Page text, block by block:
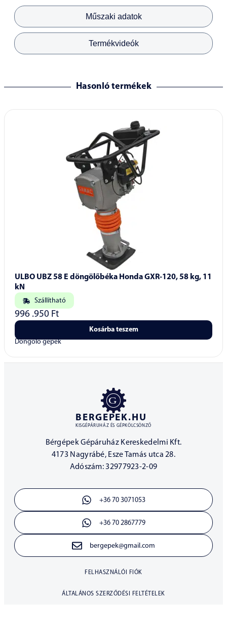
Műszaki adatok
Termékvideók
Hasonló termékek
ULBO UBZ 58 E döngölőbéka Honda GXR-120, 58 kg, 11
kN
Szállítható
996 .950 Ft
Kosárba teszem
Döngölő gépek
BERGEPEK.HU
KISGÉPÁRUHÁZ ÉS GÉPKÖLCSÖNZŐ
Bérgépek Gépáruház Kereskedelmi Kft.
4173 Nagyrábé, Esze Tamás utca 28.
Adószám: 32977923-2-09
+36 70 3071053
+36 70 2867779
bergepek@gmail.com
FELHASZNÁLÓI FIÓK
ÁLTALÁNOS SZERZŐDÉSI FELTÉTELEK